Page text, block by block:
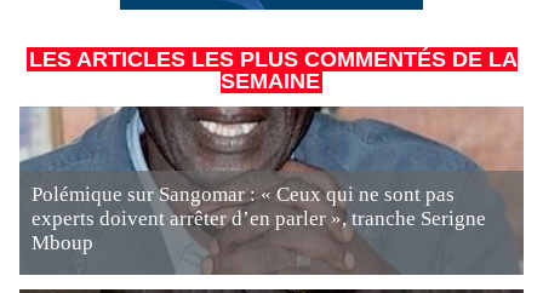
LES ARTICLES LES PLUS COMMENTÉS DE LA
SEMAINE
Polémique sur Sangomar : « Ceux qui ne sont pas
experts doivent arrêter d’en parler », tranche Serigne
Mboup